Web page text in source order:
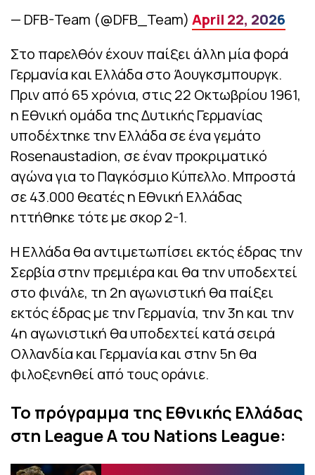
— DFB-Team (@DFB_Team) April 22, 2026
Στο παρελθόν έχουν παίξει άλλη μία φορά
Γερμανία και Ελλάδα στο Άουγκσμπουργκ.
Πριν από 65 χρόνια, στις 22 Οκτωβρίου 1961,
η Εθνική ομάδα της Δυτικής Γερμανίας
υποδέχτηκε την Ελλάδα σε ένα γεμάτο
Rosenaustadion, σε έναν προκριματικό
αγώνα για το Παγκόσμιο Κύπελλο. Μπροστά
σε 43.000 θεατές η Εθνική Ελλάδας
ηττήθηκε τότε με σκορ 2-1.
Η Ελλάδα θα αντιμετωπίσει εκτός έδρας την
Σερβία στην πρεμιέρα και θα την υποδεχτεί
στο φινάλε, τη 2η αγωνιστική θα παίξει
εκτός έδρας με την Γερμανία, την 3η και την
4η αγωνιστική θα υποδεχτεί κατά σειρά
Ολλανδία και Γερμανία και στην 5η θα
φιλοξενηθεί από τους οράνιε.
Το πρόγραμμα της Εθνικής Ελλάδας
στη League A του Nations League: